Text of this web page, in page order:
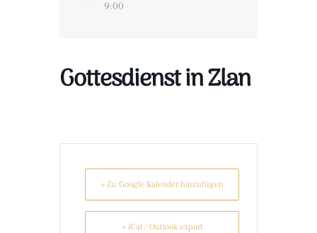
9:00
Gottesdienst in Zlan
+ Zu Google Kalender hinzufügen
+ iCal / Outlook export